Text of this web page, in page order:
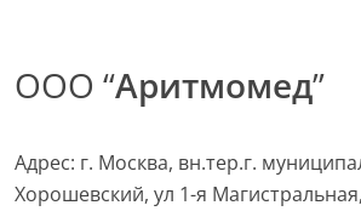
ООО “Аритмомед”
Адрес: г. Москва, вн.тер.г.
Хорошевский, ул 1-я